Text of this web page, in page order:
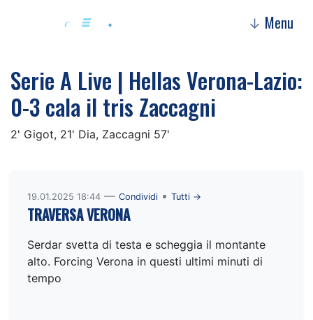
↓ Menu
Serie A Live | Hellas Verona-Lazio:
0-3 cala il tris Zaccagni
2' Gigot, 21' Dia, Zaccagni 57'
19.01.2025 18:44 — Condividi • Tutti →
TRAVERSA VERONA
Serdar svetta di testa e scheggia il montante
alto. Forcing Verona in questi ultimi minuti di
tempo